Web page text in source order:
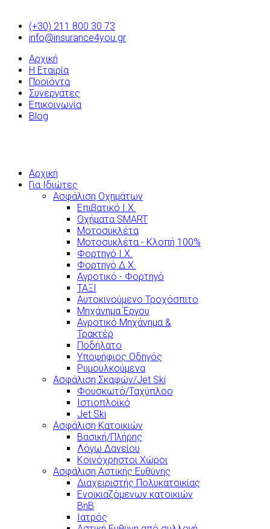
(+30) 211 800 30 73
info@insurance4you.gr
Αρχική
Η Εταιρία
Προϊόντα
Συνεργάτες
Επικοινωνία
Blog
Αρχική
Για Ιδιώτες
Ασφάλιση Οχημάτων
Επιβατικό Ι.Χ.
Οχήματα SMART
Μοτοσυκλέτα
Μοτοσυκλέτα - Κλοπή 100%
Φορτηγό Ι.Χ.
Φορτηγό Δ.Χ.
Αγροτικό - Φορτηγό
ΤΑΞΙ
Αυτοκινούμενο Τροχόσπιτο
Μηχάνημα Έργου
Αγροτικό Μηχάνημα &
Τρακτέρ
Ποδήλατο
Υποψήφιος Οδηγός
Ρυμουλκούμενα
Ασφάλιση Σκαφών/Jet Ski
Φουσκωτό/Ταχύπλοο
Ιστιοπλοϊκό
Jet Ski
Ασφάλιση Κατοικιών
Βασική/Πλήρης
Λόγω Δανείου
Κοινόχρηστοι Χώροι
Ασφάλιση Αστικής Ευθύνης
Διαχειριστής Πολυκατοικίας
Ενοικιαζόμενων κατοικιών
BnB
Ιατρός